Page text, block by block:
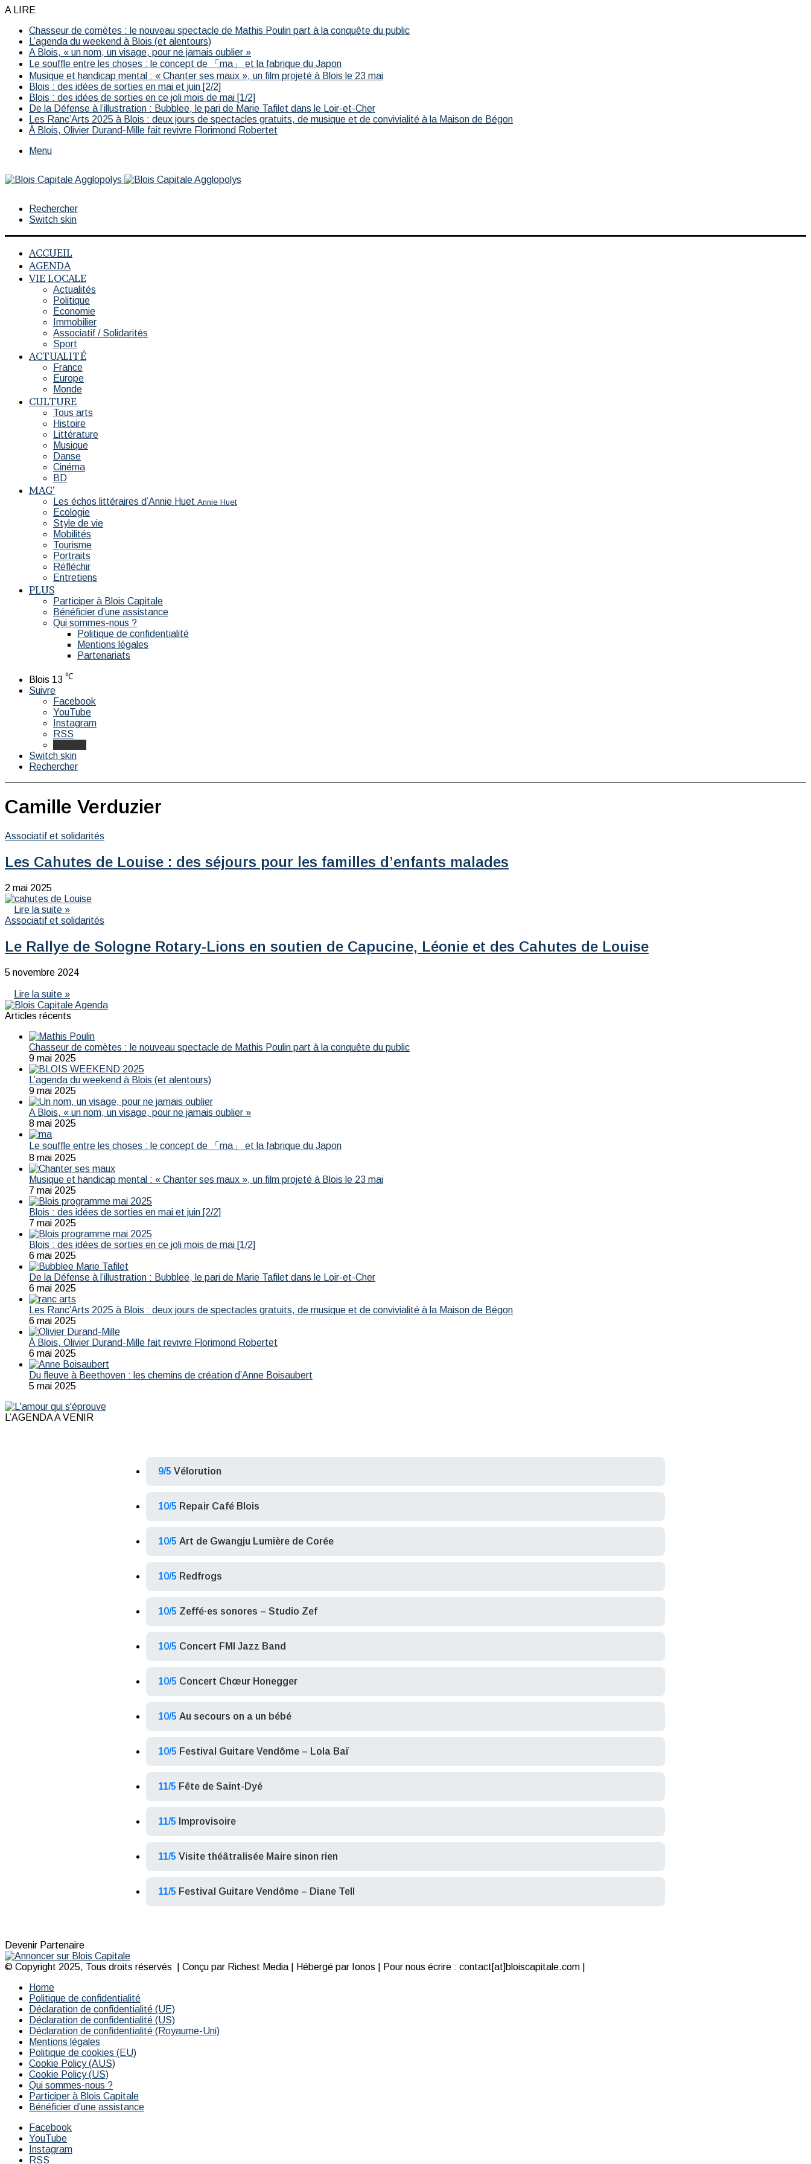
A LIRE
Chasseur de comètes : le nouveau spectacle de Mathis Poulin part à la conquête du public
L’agenda du weekend à Blois (et alentours)
A Blois, « un nom, un visage, pour ne jamais oublier »
Le souffle entre les choses : le concept de 「ma」 et la fabrique du Japon
Musique et handicap mental : « Chanter ses maux », un film projeté à Blois le 23 mai
Blois : des idées de sorties en mai et juin [2/2]
Blois : des idées de sorties en ce joli mois de mai [1/2]
De la Défense à l’illustration : Bubblee, le pari de Marie Tafilet dans le Loir-et-Cher
Les Ranc’Arts 2025 à Blois : deux jours de spectacles gratuits, de musique et de convivialité à la Maison de Bégon
À Blois, Olivier Durand-Mille fait revivre Florimond Robertet
Menu
Rechercher
Switch skin
ACCUEIL
AGENDA
VIE LOCALE
Actualités
Politique
Economie
Immobilier
Associatif / Solidarités
Sport
ACTUALITÉ
France
Europe
Monde
CULTURE
Tous arts
Histoire
Littérature
Musique
Danse
Cinéma
BD
MAG’
Les échos littéraires d’Annie Huet Annie Huet
Ecologie
Style de vie
Mobilités
Tourisme
Portraits
Réfléchir
Entretiens
PLUS
Participer à Blois Capitale
Bénéficier d’une assistance
Qui sommes-nous ?
Politique de confidentialité
Mentions légales
Partenariats
Blois 13 ℃
Suivre
Facebook
YouTube
Instagram
RSS
Switch skin
Rechercher
Camille Verduzier
Associatif et solidarités
Les Cahutes de Louise : des séjours pour les familles d’enfants malades
2 mai 2025
Lire la suite »
Associatif et solidarités
Le Rallye de Sologne Rotary-Lions en soutien de Capucine, Léonie et des Cahutes de Louise
5 novembre 2024
Lire la suite »
Articles récents
Chasseur de comètes : le nouveau spectacle de Mathis Poulin part à la conquête du public
9 mai 2025
L’agenda du weekend à Blois (et alentours)
9 mai 2025
A Blois, « un nom, un visage, pour ne jamais oublier »
8 mai 2025
Le souffle entre les choses : le concept de 「ma」 et la fabrique du Japon
8 mai 2025
Musique et handicap mental : « Chanter ses maux », un film projeté à Blois le 23 mai
7 mai 2025
Blois : des idées de sorties en mai et juin [2/2]
7 mai 2025
Blois : des idées de sorties en ce joli mois de mai [1/2]
6 mai 2025
De la Défense à l’illustration : Bubblee, le pari de Marie Tafilet dans le Loir-et-Cher
6 mai 2025
Les Ranc’Arts 2025 à Blois : deux jours de spectacles gratuits, de musique et de convivialité à la Maison de Bégon
6 mai 2025
À Blois, Olivier Durand-Mille fait revivre Florimond Robertet
6 mai 2025
Du fleuve à Beethoven : les chemins de création d’Anne Boisaubert
5 mai 2025
L’AGENDA A VENIR
9/5 Vélorution
10/5 Repair Café Blois
10/5 Art de Gwangju Lumière de Corée
10/5 Redfrogs
10/5 Zeffé·es sonores – Studio Zef
10/5 Concert FMI Jazz Band
10/5 Concert Chœur Honegger
10/5 Au secours on a un bébé
10/5 Festival Guitare Vendôme – Lola Baï
11/5 Fête de Saint-Dyé
11/5 Improvisoire
11/5 Visite théâtralisée Maire sinon rien
11/5 Festival Guitare Vendôme – Diane Tell
Devenir Partenaire
© Copyright 2025, Tous droits réservés | Conçu par Richest Media | Hébergé par Ionos | Pour nous écrire : contact[at]bloiscapitale.com |
Home
Politique de confidentialité
Déclaration de confidentialité (UE)
Déclaration de confidentialité (US)
Déclaration de confidentialité (Royaume-Uni)
Mentions légales
Politique de cookies (EU)
Cookie Policy (AUS)
Cookie Policy (US)
Qui sommes-nous ?
Participer à Blois Capitale
Bénéficier d’une assistance
Facebook
YouTube
Instagram
RSS